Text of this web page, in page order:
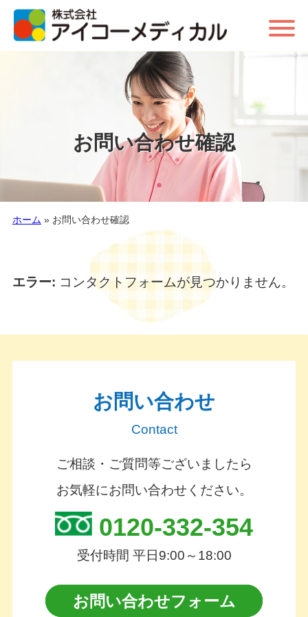
お問い合わせ確認
ホーム » お問い合わせ確認
エラー: コンタクトフォームが見つかりません。
お問い合わせ
Contact
ご相談・ご質問等ございましたら
お気軽にお問い合わせください。
0120-332-354
受付時間 平日9:00～18:00
お問い合わせフォーム